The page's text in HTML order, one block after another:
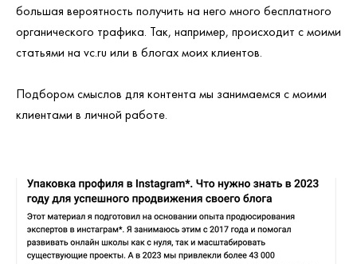
большая вероятность получить на него много бесплатного
органического трафика. Так, например, происходит с моими
статьями на vc.ru или в блогах моих клиентов.
Подбором смыслов для контента мы занимаемся с моими
клиентами в личной работе.